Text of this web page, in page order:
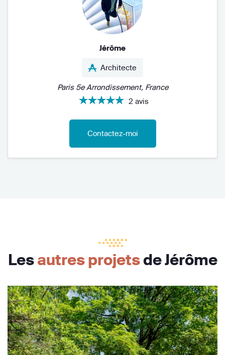
Jérôme
Architecte
Paris 5e Arrondissement, France
2 avis
Contactez-moi
Lesautres projetsde Jérôme